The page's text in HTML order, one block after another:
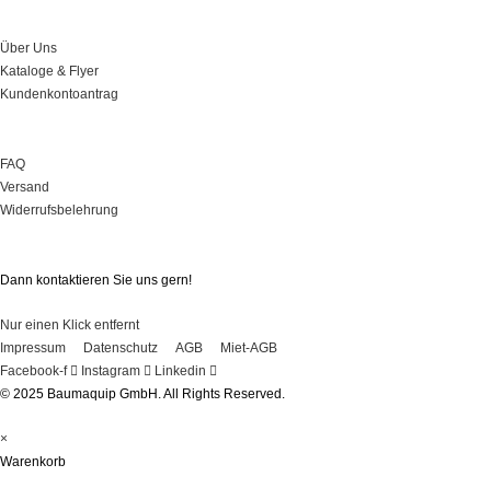
Über Uns
Kataloge & Flyer
Kundenkontoantrag
FAQ
Versand
Widerrufsbelehrung
Dann kontaktieren Sie uns gern!
Nur einen Klick entfernt
Impressum
Datenschutz AGB
Miet-AGB
Facebook-f
Instagram
Linkedin
© 2025 Baumaquip GmbH. All Rights Reserved.
×
Warenkorb